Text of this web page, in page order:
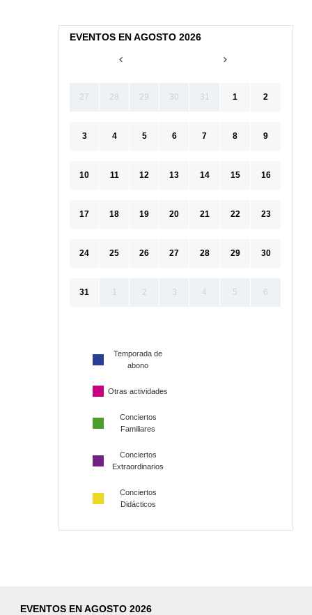
EVENTOS EN AGOSTO 2026
27 28 29 30 31 1 2
3 4 5 6 7 8 9
10 11 12 13 14 15 16
17 18 19 20 21 22 23
24 25 26 27 28 29 30
31 1 2 3 4 5 6
Temporada de
abono
Otras actividades
Conciertos
Familiares
Conciertos
Extraordinarios
Conciertos
Didácticos
EVENTOS EN AGOSTO 2026